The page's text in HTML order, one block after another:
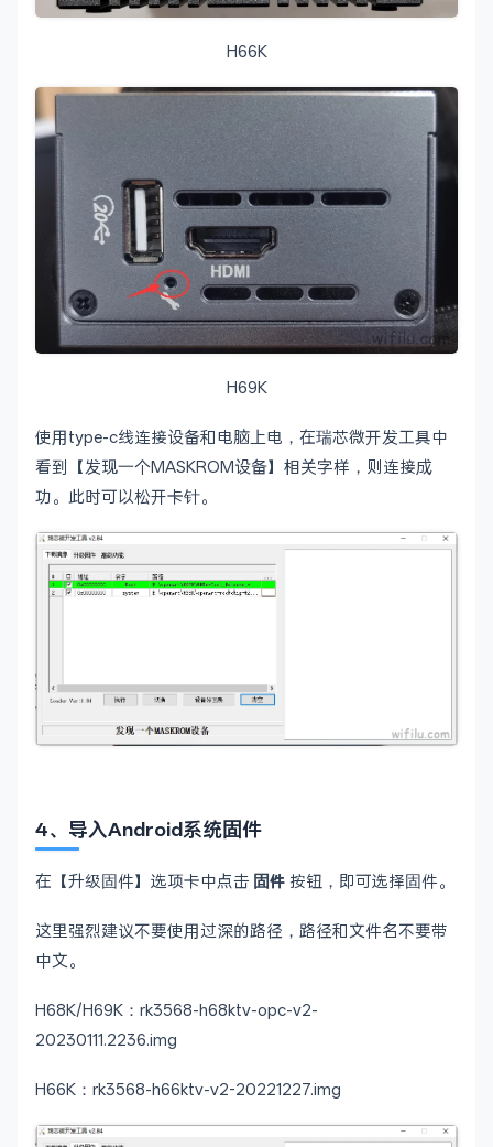
H66K
H69K
使用type-c线连接设备和电脑上电，在瑞芯微开发工具中
看到【发现⼀个MASKROM设备】相关字样，则连接成
功。此时可以松开卡针。
4、导入Android系统固件
在【升级固件】选项卡中点击 固件 按钮，即可选择固件。
这里强烈建议不要使用过深的路径，路径和文件名不要带
中文。
H68K/H69K：rk3568-h68ktv-opc-v2-
20230111.2236.img
H66K：rk3568-h66ktv-v2-20221227.img